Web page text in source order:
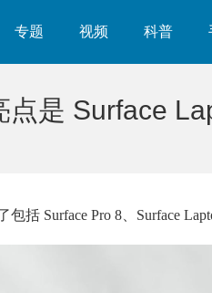
专题 视频 科普
是 Surface
括 Surface Pro 8、Surface